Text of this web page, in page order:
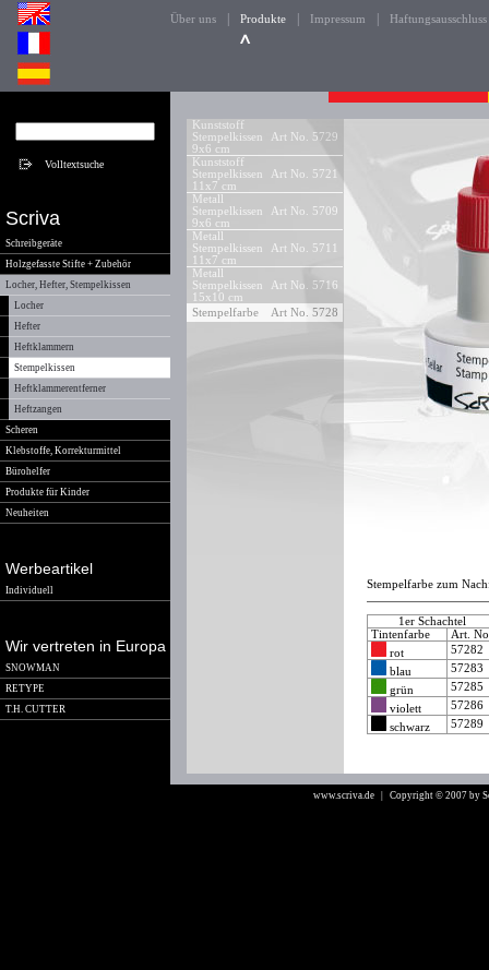
Über uns Produkte Impressum Haftungsausschluss
Scriva
Schreibgeräte
Holzgefasste Stifte + Zubehör
Locher, Hefter, Stempelkissen
Locher
Hefter
Heftklammern
Stempelkissen
Heftklammerentferner
Heftzangen
Scheren
Klebstoffe, Korrekturmittel
Bürohelfer
Produkte für Kinder
Neuheiten
Werbeartikel
Individuell
Wir vertreten in Europa
SNOWMAN
RETYPE
T.H. CUTTER
Kunststoff
Stempelkissen
9x6 cm
Art No. 5729
Kunststoff
Stempelkissen
11x7 cm
Art No. 5721
Metall
Stempelkissen
9x6 cm
Art No. 5709
Metall
Stempelkissen
11x7 cm
Art No. 5711
Metall
Stempelkissen
15x10 cm
Art No. 5716
Stempelfarbe Art No. 5728
Stempelfarbe zum
1er Schachtel
Tintenfarbe
Art.
rot
57282
blau
57283
grün
57285
violett
57286
schwarz
57289
www.scriva.de | Copyright © 2007 by